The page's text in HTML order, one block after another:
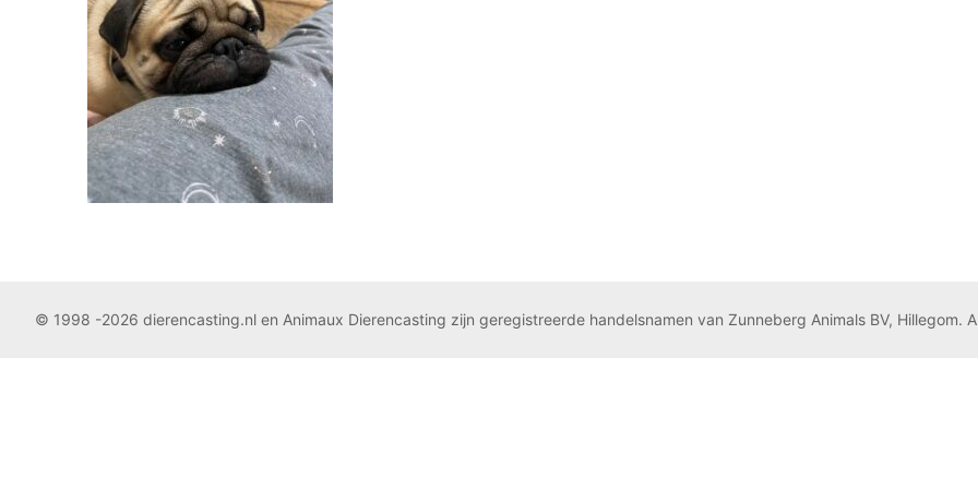
© 1998 -2026 dierencasting.nl en Animaux Dierencasting zijn geregistreerde handelsnamen van Zunneberg Animals BV, Hillegom.